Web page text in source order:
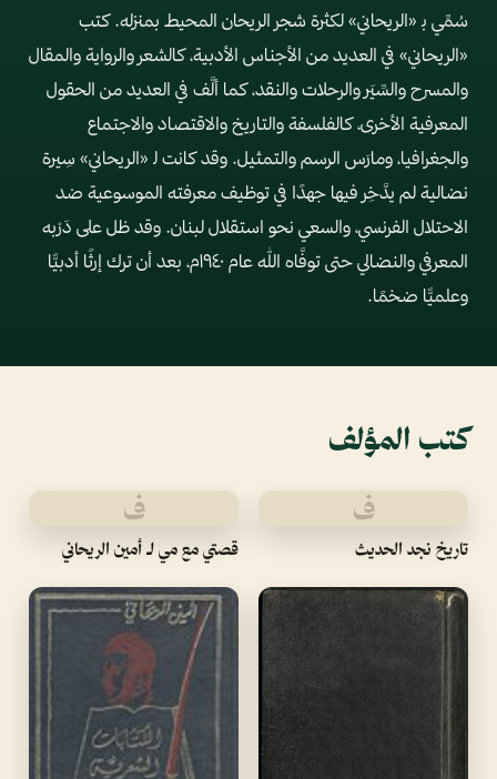
سُمِّي ﺑ «الريحاني» لكثرة شجر الريحان المحيط بمنزله. كتب
«الريحاني» في العديد من الأجناس الأدبية، كالشعر والرواية والمقال
والمسرح والسِّيَر والرحلات والنقد، كما ألَّف في العديد من الحقول
المعرفية الأخرى، كالفلسفة والتاريخ والاقتصاد والاجتماع
والجغرافيا، ومارَس الرسم والتمثيل. وقد كانت ﻟ «الريحاني» سِيرة
نضالية لم يدَّخِر فيها جهدًا في توظيف معرفته الموسوعية ضد
الاحتلال الفرنسي، والسعي نحو استقلال لبنان. وقد ظل على دَرْبه
المعرفي والنضالي حتى توفَّاه الله عام ١٩٤٠م، بعد أن ترك إرثًا أدبيًّا
وعلميًّا ضخمًا.
كتب المؤلف
ف
تاريخ نجد الحديث
ف
قصتي مع مي لـ أمين الريحاني